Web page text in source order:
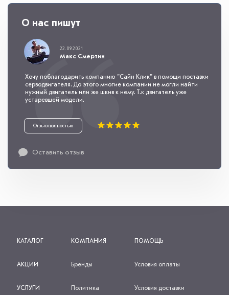
О нас пишут
Оставить отзыв
22.09.2021
Макс Смертин
Хочу поблагодарить компанию "Сайн Клик" в помощи поставки
серводвигателя. До этого многие компании не могли найти
нужный двигатель или же шкив к нему. Т.к двигатель уже
устаревшей модели.
Отзыв полностью
КАТАЛОГ
АКЦИИ
УСЛУГИ
КОМПАНИЯ
Бренды
Политика
ПОМОЩЬ
Условия оплаты
Условия доставки